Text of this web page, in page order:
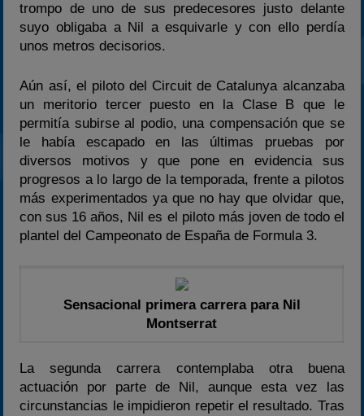
trompo de uno de sus predecesores justo delante
suyo obligaba a Nil a esquivarle y con ello perdía
unos metros decisorios.
Aún así, el piloto del Circuit de Catalunya alcanzaba
un meritorio tercer puesto en la Clase B que le
permitía subirse al podio, una compensación que se
le había escapado en las últimas pruebas por
diversos motivos y que pone en evidencia sus
progresos a lo largo de la temporada, frente a pilotos
más experimentados ya que no hay que olvidar que,
con sus 16 años, Nil es el piloto más joven de todo el
plantel del Campeonato de España de Formula 3.
Sensacional primera carrera para Nil
Montserrat
La segunda carrera contemplaba otra buena
actuación por parte de Nil, aunque esta vez las
circunstancias le impidieron repetir el resultado. Tras